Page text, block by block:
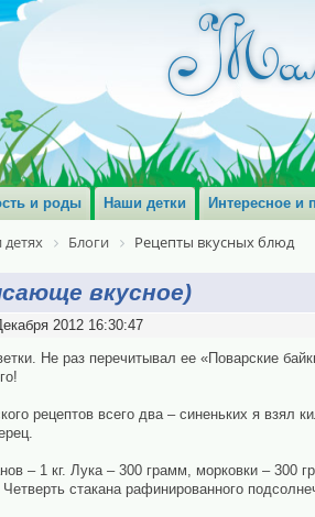
и роды Наши детки Интересное и
Блоги Рецепты вкусных блюд
вкусное)
2012 16:30:47
Не раз перечитывал ее «Поварские
рецептов всего два – синеньких я
– 1 кг. Лука – 300 грамм, морковки – 300
стакана рафинированного